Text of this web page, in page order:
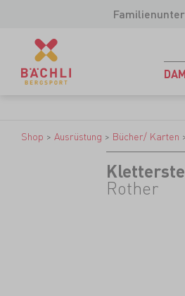
Shop > Ausrüstung > Bücher/ Karten
Rother